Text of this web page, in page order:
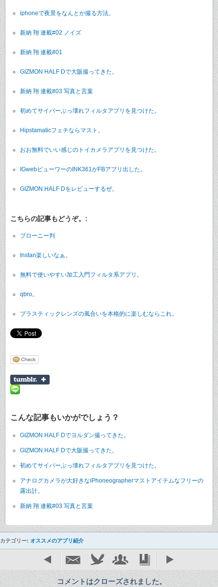
iphoneで夜景をなんとか撮る方法。
新納 翔 連載#02 ノイズ
新納 翔 連載#01
GIZMON HALF Dで大阪撮ってきた。
新納 翔 連載#03 写真と言葉
初めてサイバーぶっ壊れフィルタアプリを見つけた。
Hipstamaticフェチならマスト。
おお無料でいい感じのトイカメラアプリを見つけた。
IGwebビューワーのINK361がFBアプリ出した。
GIZMON HALF Dをレビューするぜ。
こちらの記事もどうぞ。:
ブローニー判
Instan楽しいなぁ。
無料で使いやすい加工入門フィルタ系アプリ。
qbro。
プラスティックレンズの風合いを本格的に楽しむならこれ。
こんな記事もいかがでしょう？
GIZMON HALF Dでヨルダン撮ってきた。
GIZMON HALF Dで大阪撮ってきた。
初めてサイバーぶっ壊れフィルタアプリを見つけた。
アナログカメラが大好きなiPhoneographerマストアイテムなフリーの
露出計。
新納 翔 連載#03 写真と言葉
カテゴリー: オススメのアプリ紹介
コメントはクローズされました。